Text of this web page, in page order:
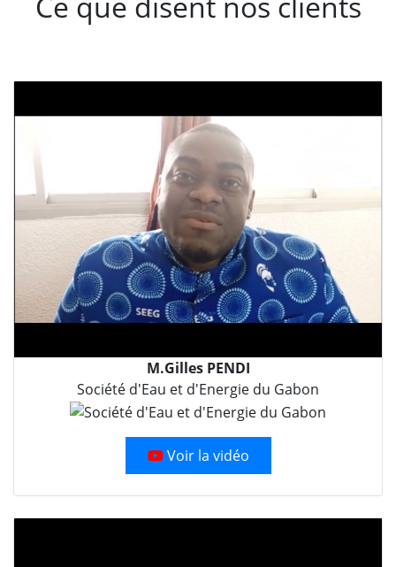
M.Gilles PENDI
Société d'Eau et d'Energie du Gabon
Voir la vidéo